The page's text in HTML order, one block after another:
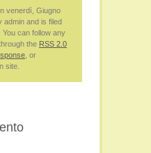
venerdì, Giugno
admin and is filed
. You can follow any
the RSS 2.0
, or
site.